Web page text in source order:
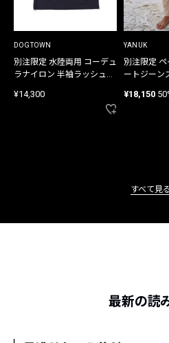
DOGTOWN
別注限定 水陸両用 コーデュ
ラナイロン 半袖ラッシュガ
¥14,300
YANUK
別注限定
ートジーン
¥18,150
すべて見る
最新の読